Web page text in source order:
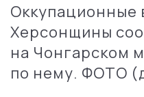
Оккупационные
Херсонщины
на Чонгарском
по нему. ФОТО